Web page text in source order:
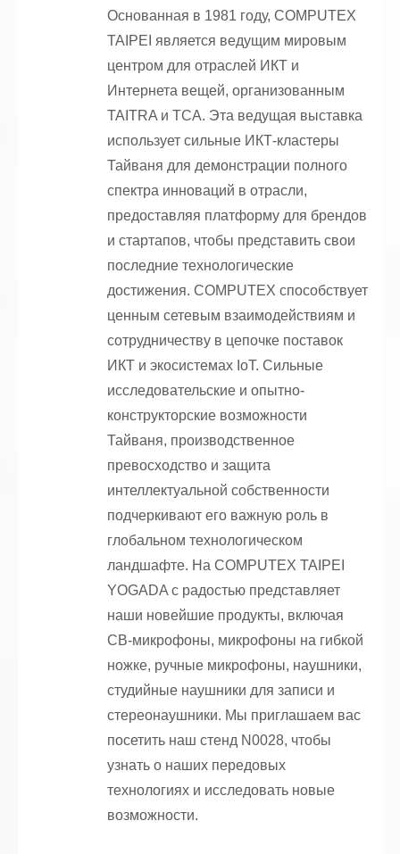
Основанная в 1981 году, COMPUTEX
TAIPEI является ведущим мировым
центром для отраслей ИКТ и
Интернета вещей, организованным
TAITRA и TCA. Эта ведущая выставка
использует сильные ИКТ-кластеры
Тайваня для демонстрации полного
спектра инноваций в отрасли,
предоставляя платформу для брендов
и стартапов, чтобы представить свои
последние технологические
достижения. COMPUTEX способствует
ценным сетевым взаимодействиям и
сотрудничеству в цепочке поставок
ИКТ и экосистемах IoT. Сильные
исследовательские и опытно-
конструкторские возможности
Тайваня, производственное
превосходство и защита
интеллектуальной собственности
подчеркивают его важную роль в
глобальном технологическом
ландшафте. На COMPUTEX TAIPEI
YOGADA с радостью представляет
наши новейшие продукты, включая
CB-микрофоны, микрофоны на гибкой
ножке, ручные микрофоны, наушники,
студийные наушники для записи и
стереонаушники. Мы приглашаем вас
посетить наш стенд N0028, чтобы
узнать о наших передовых
технологиях и исследовать новые
возможности.